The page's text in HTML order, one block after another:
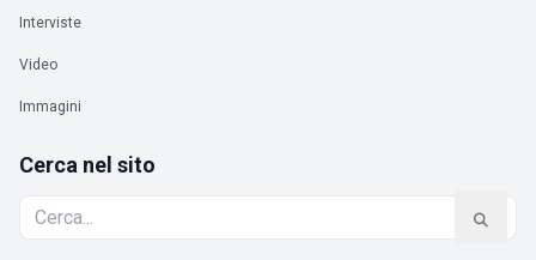
Interviste
Video
Immagini
Cerca nel sito